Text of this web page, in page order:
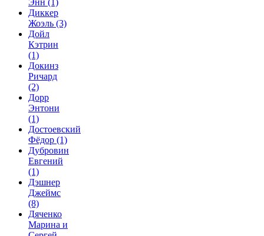
Энн (1)
Диккер
Жоэль (3)
Дойл
Кэтрин
(1)
Докинз
Ричард
(2)
Дорр
Энтони
(1)
Достоевский
Фёдор (1)
Дубровин
Евгений
(1)
Дэшнер
Джеймс
(8)
Дяченко
Марина и